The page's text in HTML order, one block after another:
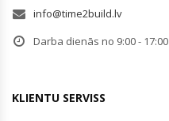
info@time2build.lv
Darba dienās no 9:00 - 17:00
KLIENTU SERVISS